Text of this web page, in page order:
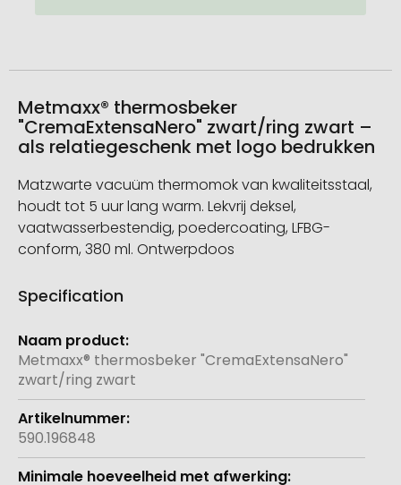
Metmaxx® thermosbeker
"CremaExtensaNero" zwart/ring zwart –
als relatiegeschenk met logo bedrukken
Matzwarte vacuüm thermomok van kwaliteitsstaal,
houdt tot 5 uur lang warm. Lekvrij deksel,
vaatwasserbestendig, poedercoating, LFBG-
conform, 380 ml. Ontwerpdoos
Specification
Meer
informatie
Metmaxx® thermosbeker "CremaExtensaNero"
zwart/ring zwart
590.196848